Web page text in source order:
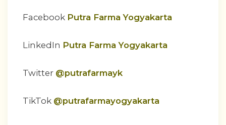
Facebook Putra Farma Yogyakarta
LinkedIn Putra Farma Yogyakarta
Twitter @putrafarmayk
TikTok @putrafarmayogyakarta